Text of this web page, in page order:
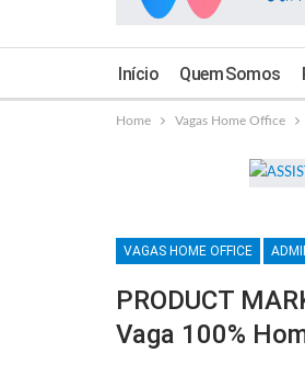
Início Quem Somos
Home Vagas Home Office
VAGAS HOME OFFICE
PRODUCT
Vaga 100%